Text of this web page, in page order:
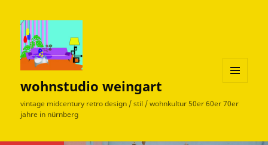
wohnstudio weingart
vintage midcentury retro design / stil / wohnkultur 50er 60er 70er
jahre in nürnberg
WIDGETS